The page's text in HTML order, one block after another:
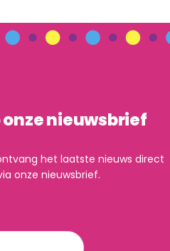
onze nieuwsbrief
het laatste nieuws direct
onze nieuwsbrief.